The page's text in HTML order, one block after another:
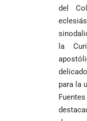
del
la
para la